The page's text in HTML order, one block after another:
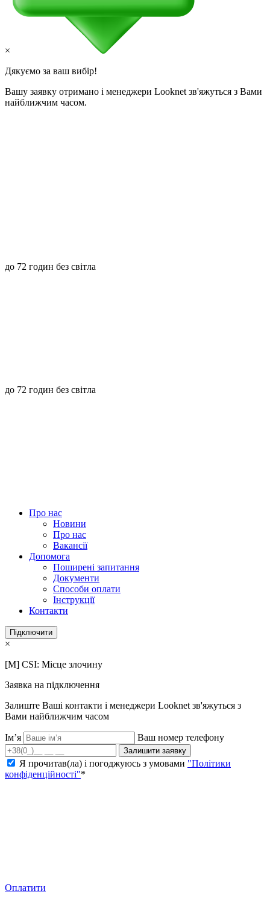
×
Дякуємо за ваш вибір!
Вашу заявку отримано і менеджери Looknet зв'яжуться з Вами
найближчим часом.
до 72 годин без світла
до 72 годин без світла
Про нас
Новини
Про нас
Вакансії
Допомога
Поширені запитання
Документи
Способи оплати
Інструкції
Контакти
Підключити
×
[M] CSI: Місце злочину
Заявка на підключення
Залиште Ваші контакти і менеджери Looknet зв'яжуться з
Вами найближчим часом
Ім’я Ваш номер телефону
Залишити заявку
Я прочитав(ла) і погоджуюсь з умовами "Політики
конфіденційності"*
Оплатити